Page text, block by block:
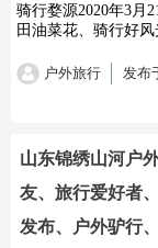
骑行婺源2020年3月
田油菜花、骑行好风
户外旅行 发布
山东锦绣山河户
友、旅行爱好者
发布、户外驴行